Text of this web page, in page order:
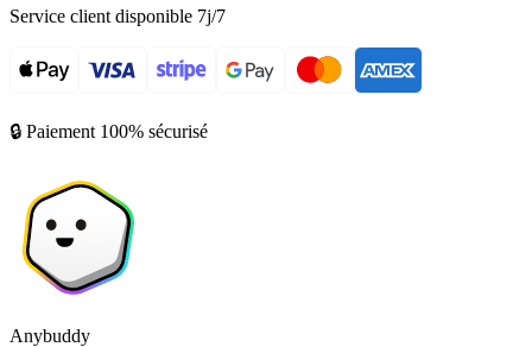
Service client disponible 7j/7
🔒 Paiement 100% sécurisé
Anybuddy